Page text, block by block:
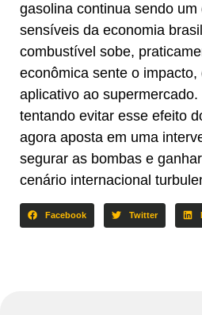
gasolina continua sendo
sensíveis da economia
combustível sobe,
econômica sente o
aplicativo ao
tentando evitar esse efeito
agora aposta em uma
segurar as bombas e
cenário internacional
Facebook Twitter